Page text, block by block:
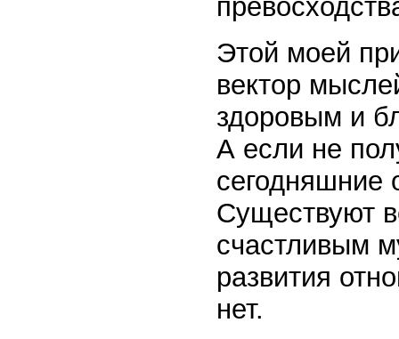
Этой моей
вектор
здоровым и
А если не
сегодняшние
Существуют
счастливым
развития
нет.